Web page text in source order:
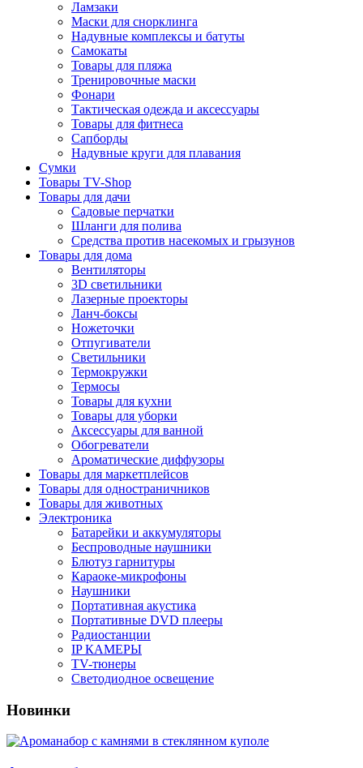
Ламзаки
Маски для снорклинга
Надувные комплексы и батуты
Самокаты
Товары для пляжа
Тренировочные маски
Фонари
Тактическая одежда и аксессуары
Товары для фитнеса
Сапборды
Надувные круги для плавания
Сумки
Товары TV-Shop
Товары для дачи
Садовые перчатки
Шланги для полива
Средства против насекомых и грызунов
Товары для дома
Вентиляторы
3D светильники
Лазерные проекторы
Ланч-боксы
Ножеточки
Отпугиватели
Светильники
Термокружки
Термосы
Товары для кухни
Товары для уборки
Аксессуары для ванной
Обогреватели
Ароматические диффузоры
Товары для маркетплейсов
Товары для одностраничников
Товары для животных
Электроника
Батарейки и аккумуляторы
Беспроводные наушники
Блютуз гарнитуры
Караоке-микрофоны
Наушники
Портативная акустика
Портативные DVD плееры
Радиостанции
IP КАМЕРЫ
TV-тюнеры
Светодиодное освещение
Новинки